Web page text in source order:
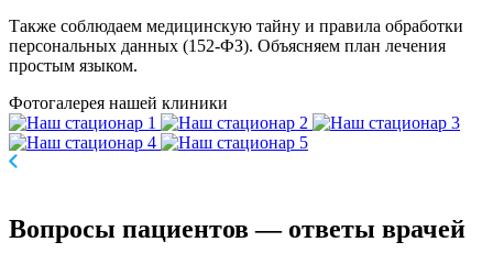
Также соблюдаем медицинскую тайну и правила обработки
персональных данных (152-ФЗ). Объясняем план лечения
простым языком.
Фотогалерея нашей клиники
Вопросы пациентов— ответы врачей